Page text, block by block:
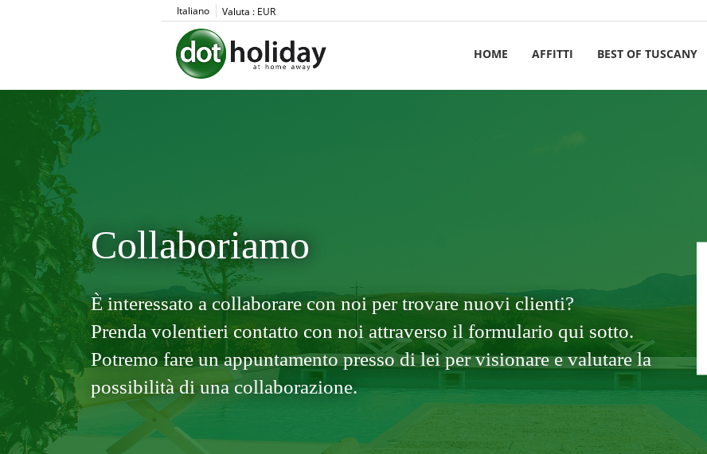
Italiano Valuta : EUR
HOME AFFITTI BEST OF TUSCANY
Collaboriamo
È interessato a collaborare con noi per trovare nuovi clienti?
Prenda volentieri contatto con noi attraverso il formulario qui sotto.
Potremo fare un appuntamento presso di lei per visionare e valutare la
possibilità di una collaborazione.